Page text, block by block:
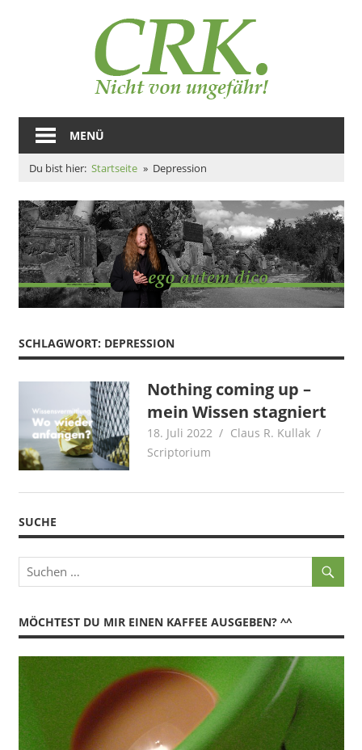
Claus
R.
und
Zeugs
MENÜ
Du bist hier: Startseite Depression
SCHLAGWORT: DEPRESSION
Nothing coming up –
mein Wissen stagniert
18. Juli 2022
Claus R. Kullak
Scriptorium
SUCHE
MÖCHTEST DU MIR EINEN KAFFEE AUSGEBEN? ^^